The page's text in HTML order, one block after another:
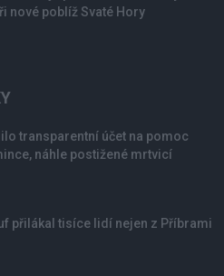
nové poblíž Svaté Hory
transparentní účet na pomoc
náhle postižené mrtvicí
přilákal tisíce lidí nejen z Příbrami